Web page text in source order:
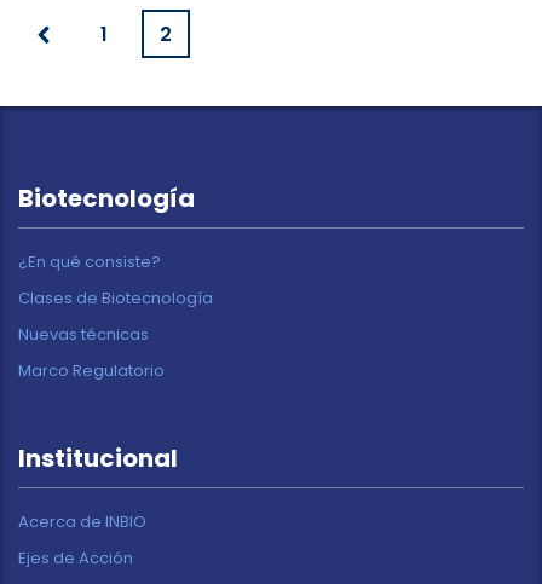
1 2
Biotecnología
¿En qué consiste?
Clases de Biotecnología
Nuevas técnicas
Marco Regulatorio
Institucional
Acerca de INBIO
Ejes de Acción